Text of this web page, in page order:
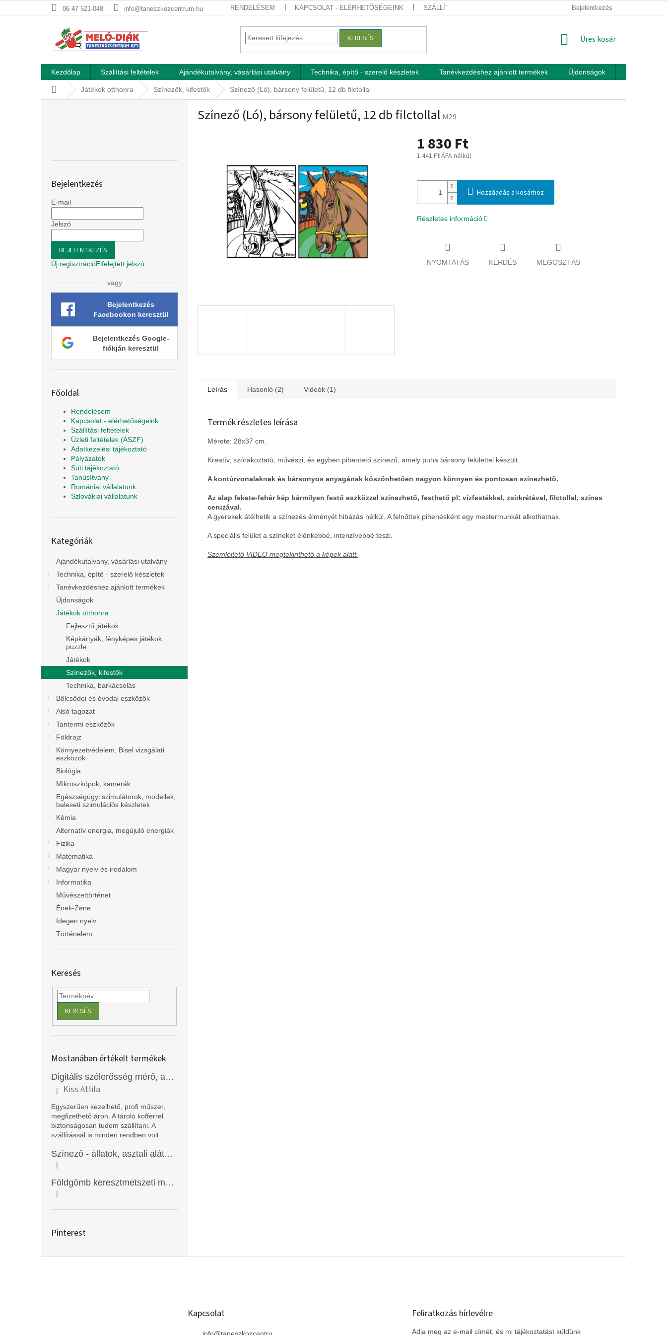
a
06 47 521-048 info@taneszkozcentrum.hu RENDELÉSEM KAPCSOLAT - ELÉRHETŐSÉGEINK SZÁLLÍTÁSI FELTÉTELEK ÜZLETI FELTÉTELEK (ÁSZF)
Bejelentkezés
KERESÉS KOSÁR
Üres kosár
Kezdőlap Szállítási feltételek Ajándékutalvány, vásárlási utalvány Technika, építő - szerelő készletek Tanévkezdéshez ajánlott termékek Újdonságok
KezdőlapJátékok otthonra Színezők, kifestők Színező (Ló), bársony felületű, 12 db filctollal
Bejelentkezés
E-mail
Jelszó
BEJELENTKEZÉS
Új regisztrációElfelejtett jelszó
vagy
Bejelentkezés
Facebookon keresztül
Bejelentkezés Google-
fiókján keresztül
Főoldal
Rendelésem
Kapcsolat - elérhetőségeink
Szállítási feltételek
Üzleti feltételek (ÁSZF)
Adatkezelési tájékoztató
Pályázatok
Süti tájékoztató
Tanúsítvány
Romániai vállalatunk
Szlovákiai vállalatunk
átugrása
Kategóriák
Ajándékutalvány, vásárlási utalvány
Technika, építő - szerelő készletek
Tanévkezdéshez ajánlott termékek
Újdonságok
Játékok otthonra
Fejlesztő játékok
Képkártyák, fényképes játékok,
puzzle
Játékok
Színezők, kifestők
Technika, barkácsolás
Bölcsődei és óvodai eszközök
Alsó tagozat
Tantermi eszközök
Földrajz
Környezetvédelem, Bisel vizsgálati
eszközök
Biológia
Mikroszkópok, kamerák
Egészségügyi szimulátorok, modellek,
baleseti szimulációs készletek
Kémia
Alternatív energia, megújuló energiák
Fizika
Matematika
Magyar nyelv és irodalom
Informatika
Művészettörténet
Ének-Zene
Idegen nyelv
Történelem
Keresés
KERESÉS
Mostanában értékelt termékek
Digitális szélerősség mérő, anemométer, EM2250
A termék értékelése 5-ből 5 csillag.
| Kiss Attila
Egyszerűen kezelhető, profi műszer,
megfizethető áron. A tároló kofferrel
biztonságosan tudom szállítani. A
szállítással is minden rendben volt.
Színező - állatok, asztali alátét, Funny Mat
A termék értékelése 5-ből 5 csillag.
|
Földgömb keresztmetszeti modell
A termék értékelése 5-ből 5 csillag.
|
Pinterest
Színező (Ló), bársony felületű, 12 db filctollal M29
1 830 Ft
1 441 Ft ÁFA nélkül
Hozzáadás a kosárhoz
Részletes információ
NYOMTATÁS KÉRDÉS MEGOSZTÁS
Leírás Hasonló (2) Videók (1)
Termék részletes leírása
Mérete: 28x37 cm.
Kreatív, szórakoztató, művészi, és egyben pihentető színező, amely puha bársony felülettel készült.
A kontúrvonalaknak és bársonyos anyagának köszönhetően nagyon könnyen és pontosan színezhető.
Az alap fekete-fehér kép bármilyen festő eszközzel színezhető, festhető pl: vízfestékkel, zsírkrétával, filctollal, színes
ceruzával.
A gyerekek átélhetik a színezés élményét hibázás nélkül. A felnőttek pihenésként egy mestermunkát alkothatnak.
A speciális felület a színeket élénkebbé, intenzívebbé teszi.
Szemléltető VIDEO megtekinthető a képek alatt.
Kapcsolat Feliratkozás hírlevélre
Adja meg az e-mail címét, és mi tájékoztatást küldünk